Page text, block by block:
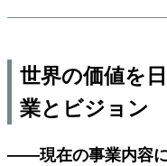
世界の価値を
業とビジョン
――現在の事業内容